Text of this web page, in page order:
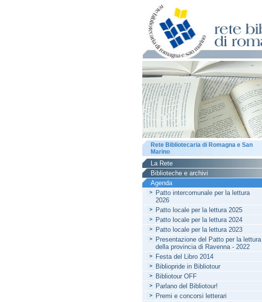
Rete Bibliotecaria di Romagna e San
Marino
La Rete
Biblioteche e archivi
Agenda
Patto intercomunale per la lettura
2026
Patto locale per la lettura 2025
Patto locale per la lettura 2024
Patto locale per la lettura 2023
Presentazione del Patto per la lettura
della provincia di Ravenna - 2022
Festa del Libro 2014
Bibliopride in Bibliotour
Bibliotour OFF
Parlano del Bibliotour!
Premi e concorsi letterari